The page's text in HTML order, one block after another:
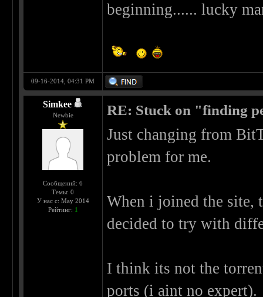
beginning...... lucky
09-16-2014, 04:31 PM
Simkee
Newbie
Сообщений: 6
Темы: 0
У нас с: May 2014
Рейтинг: 1
RE: Stuck on "finding
Just changing from
problem for me.
When i joined the site,
decided to try with
I think its not the
ports (i aint no expert).